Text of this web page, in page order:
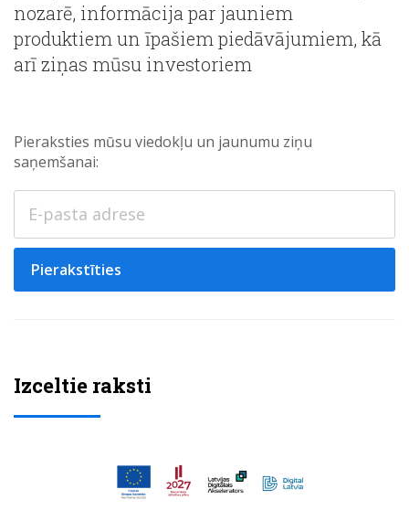
nozarē, informācija par jauniem
produktiem un īpašiem piedāvājumiem, kā
arī ziņas mūsu investoriem
Pieraksties mūsu viedokļu un jaunumu ziņu
saņemšanai:
Pierakstīties
Izceltie raksti